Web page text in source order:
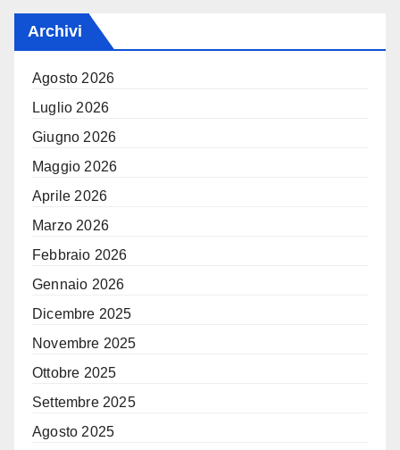
Archivi
Agosto 2026
Luglio 2026
Giugno 2026
Maggio 2026
Aprile 2026
Marzo 2026
Febbraio 2026
Gennaio 2026
Dicembre 2025
Novembre 2025
Ottobre 2025
Settembre 2025
Agosto 2025